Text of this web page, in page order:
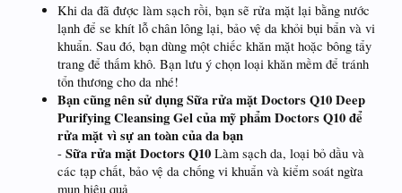
Khi da đã được làm sạch rồi, bạn sẽ rửa mặt lại bằng nước
lạnh để se khít lỗ chân lông lại, bảo vệ da khỏi bụi bẩn và vi
khuẩn. Sau đó, bạn dùng một chiếc khăn mặt hoặc bông tẩy
trang để thấm khô. Bạn lưu ý chọn loại khăn mềm để tránh
tổn thương cho da nhé!
Bạn cũng nên sử dụng Sữa rửa mặt Doctors Q10 Deep
Purifying Cleansing Gel của mỹ phẩm Doctors Q10 để
rửa mặt vì sự an toàn của da bạn
- Sữa rửa mặt Doctors Q10 Làm sạch da, loại bỏ dầu và
các tạp chất, bảo vệ da chống vi khuẩn và kiểm soát ngừa
mụn hiệu quả